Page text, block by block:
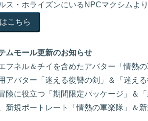
ス・ホライズンにいるNPCマクシムよ
こちら
ムモール更新のお知らせ
フネル＆チイを含めたアバター「情熱
アバター「迷える復讐の剣」＆「迷え
険に役立つ「期間限定パッケージ」＆
新規ポートレート「情熱の軍楽隊」＆